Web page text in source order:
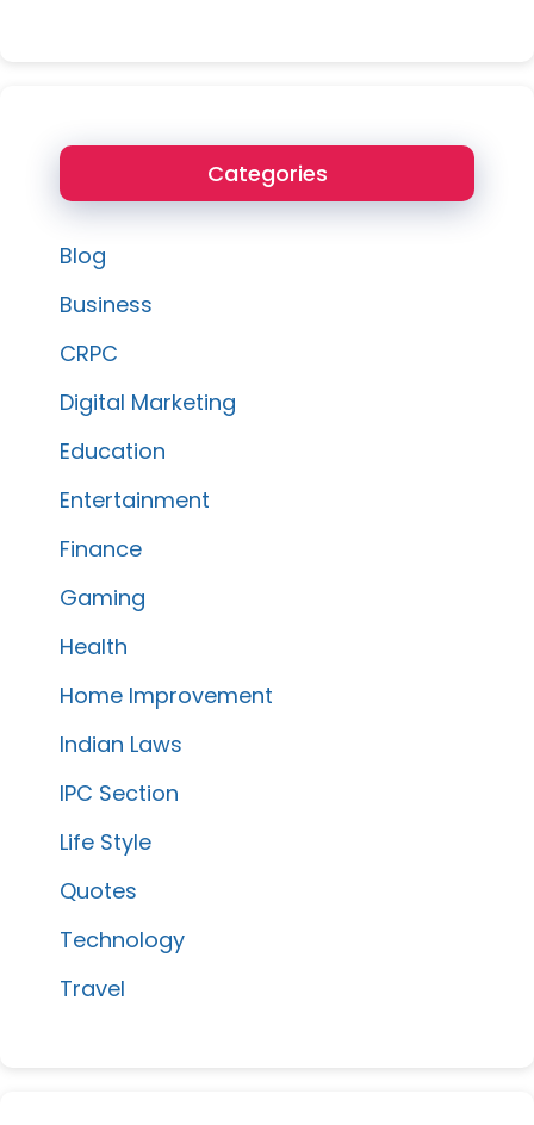
Categories
Blog
Business
CRPC
Digital Marketing
Education
Entertainment
Finance
Gaming
Health
Home Improvement
Indian Laws
IPC Section
Life Style
Quotes
Technology
Travel